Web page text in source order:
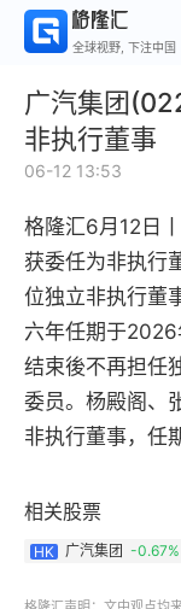
全球视野, 下注中国
广汽集团
非执行董事
06-12 13:53
格隆汇6月12日丨
获委任为非执行
位独立非执行董
六年任期于
结束後不再担任
委员。杨殿阁、
非执行董事，任
相关股票
HK 广汽集团 -0.67%